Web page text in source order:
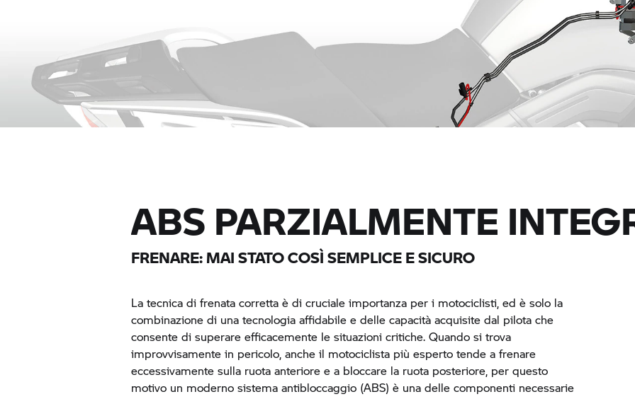
ABS PARZIALMENTE
FRENARE: MAI STATO COSÌ SEMPLICE E SICURO
La tecnica di frenata corretta è di cruciale importanza per i motociclisti, ed è solo la
combinazione di una tecnologia affidabile e delle capacità acquisite dal pilota che
consente di superare efficacemente le situazioni critiche. Quando si trova
improvvisamente in pericolo, anche il motociclista più esperto tende a frenare
eccessivamente sulla ruota anteriore e a bloccare la ruota posteriore, per questo
motivo un moderno sistema antibloccaggio (ABS) è una delle componenti necessarie